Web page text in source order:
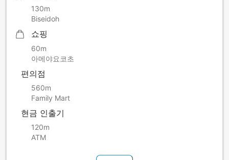
130m
Biseidoh
쇼핑
60m
아메야요코초
편의점
560m
Family Mart
현금 인출기
120m
ATM